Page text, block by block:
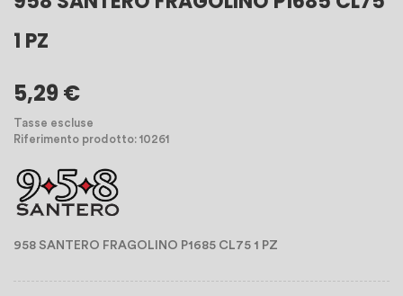
1 PZ
5,29 €
Tasse escluse
Riferimento prodotto: 10261
958 SANTERO FRAGOLINO P1685 CL75 1 PZ